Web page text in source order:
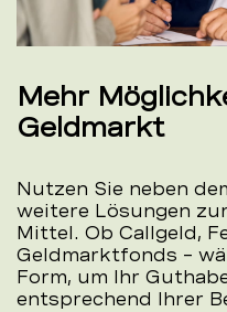
Mehr
Geldmarkt
Nutzen Sie neben
weitere Lösungen
Mittel. Ob Callgeld,
Geldmarktfonds –
Form, um Ihr
entsprechend Ihrer